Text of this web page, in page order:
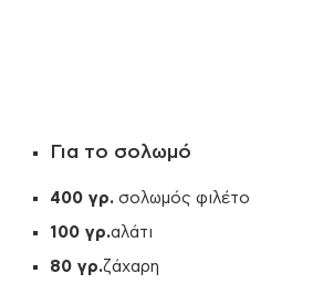
Για το σολωμό
400 γρ. σολωμός φιλέτο
100 γρ.αλάτι
80 γρ.ζάχαρη